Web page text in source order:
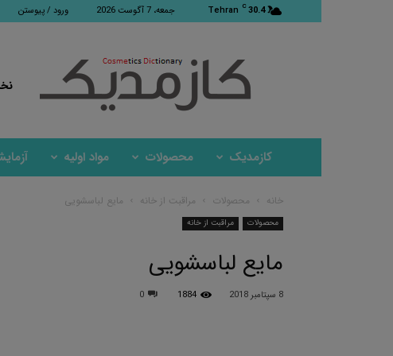
30.4
C
Tehran جمعه، 7 آگوست 2026 ورود / پیوستن
کازمدیک محصولات مواد اولیه
خانه محصولات مراقبت از خانه مایع لباسشویی
محصولات مراقبت از خانه
مایع لباسشویی
8 سپتامبر 2018 1884
0